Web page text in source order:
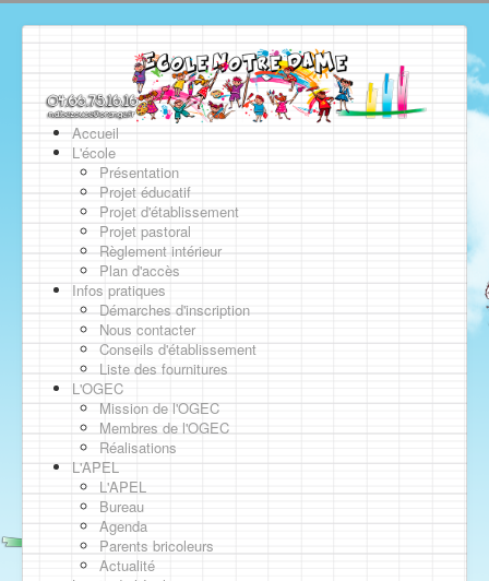
Accueil
L'école
Présentation
Projet éducatif
Projet d'établissement
Projet pastoral
Règlement intérieur
Plan d'accès
Infos pratiques
Démarches d'inscription
Nous contacter
Conseils d'établissement
Liste des fournitures
L'OGEC
Mission de l'OGEC
Membres de l'OGEC
Réalisations
L'APEL
L'APEL
Bureau
Agenda
Parents bricoleurs
Actualité